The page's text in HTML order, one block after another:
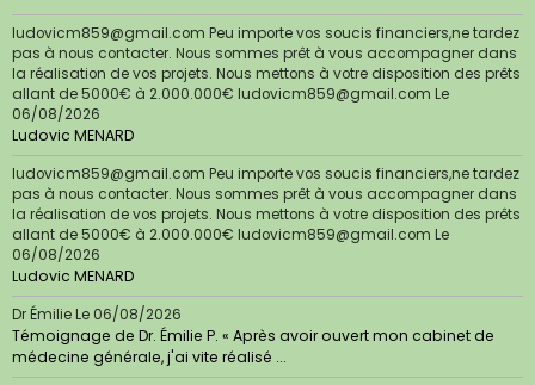
ludovicm859@gmail.com Peu importe vos soucis financiers,ne tardez
pas à nous contacter. Nous sommes prêt à vous accompagner dans
la réalisation de vos projets. Nous mettons à votre disposition des prêts
allant de 5000€ à 2.000.000€ ludovicm859@gmail.com Le
06/08/2026
Ludovic MENARD
ludovicm859@gmail.com Peu importe vos soucis financiers,ne tardez
pas à nous contacter. Nous sommes prêt à vous accompagner dans
la réalisation de vos projets. Nous mettons à votre disposition des prêts
allant de 5000€ à 2.000.000€ ludovicm859@gmail.com Le
06/08/2026
Ludovic MENARD
Dr ÉmilieLe 06/08/2026
Témoignage de Dr. Émilie P. « Après avoir ouvert mon cabinet de
médecine générale, j'ai vite réalisé ...